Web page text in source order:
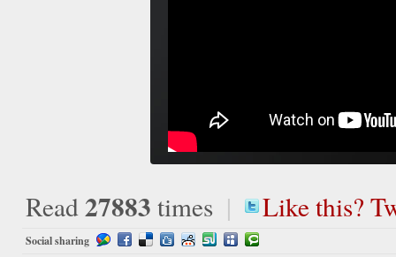
Read27883 times | Like this?
Social sharing